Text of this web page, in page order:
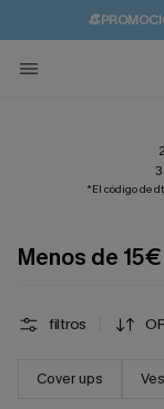
*El código de
Menos de 15€
filtros
Cover ups